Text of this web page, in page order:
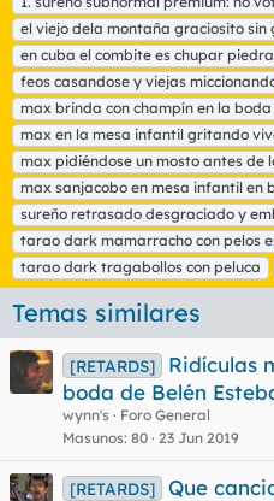
u
e
t
a
s
el viejo dela montaña graciosito sin
en cuba el combite es chupar
feos casandose y viejas
max brinda con champín en la
max en la mesa infantil gritando
max pidiéndose un mosto antes de
max sanjacobo en mesa infantil en
sureño retrasado desgraciado y
tarao dark mamarracho con pelos
tarao dark tragabollos con peluca
Temas similares
[RETARDS]
Ridículas
boda de Belén
wynn's
Foro General
Masunos 80 23 Jun 2019
[RETARDS]
Que